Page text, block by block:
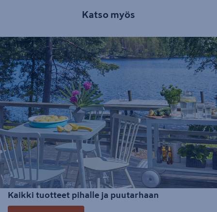
Katso myös
Kaikki tuotteet pihalle ja puutarhaan